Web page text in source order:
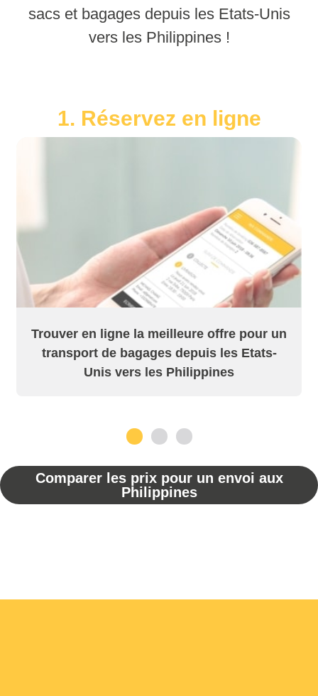
sacs et bagages depuis les Etats-Unis
vers les Philippines !
1. Réservez en ligne
Trouver en ligne la meilleure offre pour un
transport de bagages depuis les Etats-
Unis vers les Philippines
Comparer les prix pour un envoi aux
Philippines